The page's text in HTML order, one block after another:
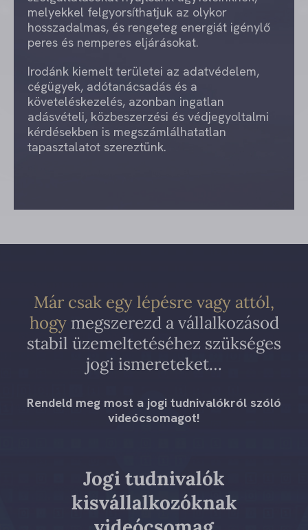
melyekkel felgyorsíthatjuk az olykor
hosszadalmas, és rengeteg energiát igénylő
peres és nemperes eljárásokat.
Irodánk kiemelt területei az adatvédelem,
cégügyek, adótanácsadás és a
követeléskezelés, azonban ingatlan
adásvételi, közbeszerzési és védjegyoltalmi
kérdésekben is megszámlálhatatlan
tapasztalatot szereztünk.
Már csak egy lépésre vagy attól,
hogy megszerezd a vállalkozásod
stabil üzemeltetéséhez szükséges
jogi ismereteket…
Rendeld meg most a jogi tudnivalókról szóló
videócsomagot!
Jogi tudnivalók
kisvállalkozóknak